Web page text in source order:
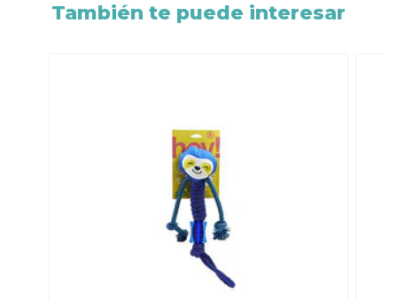
También te puede interesar